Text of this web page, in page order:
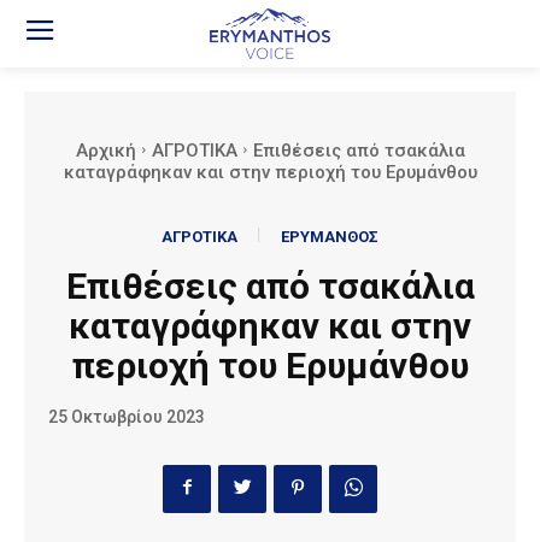
Αρχική ΑΓΡΟΤΙΚΑ
Επιθέσεις από τσακάλια
καταγράφηκαν και στην περιοχή του Ερυμάνθου
ΑΓΡΟΤΙΚΑ ΕΡΥΜΑΝΘΟΣ
Επιθέσεις από τσακάλια
καταγράφηκαν και στην
περιοχή του Ερυμάνθου
25 Οκτωβρίου 2023